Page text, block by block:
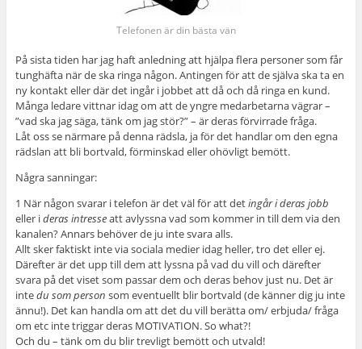
Telefonen är din bästa vän
På sista tiden har jag haft anledning att hjälpa flera personer som får
tunghäfta när de ska ringa någon. Antingen för att de själva ska ta en
ny kontakt eller där det ingår i jobbet att då och då ringa en kund.
Många ledare vittnar idag om att de yngre medarbetarna vägrar –
”vad ska jag säga, tänk om jag stör?” – är deras förvirrade fråga.
Låt oss se närmare på denna rädsla, ja för det handlar om den egna
rädslan att bli bortvald, förminskad eller ohövligt bemött.
Några sanningar:
1 När någon svarar i telefon är det väl för att detingår i deras jobb
eller ideras intresseatt avlyssna vad som kommer in till dem via den
kanalen? Annars behöver de ju inte svara alls.
Allt sker faktiskt inte via sociala medier idag heller, tro det eller ej.
Därefter är det upp till dem att lyssna på vad du vill och därefter
svara på det viset som passar dem och deras behov just nu. Det är
intedu som person som eventuellt blir bortvald (de känner dig ju inte
ännu!). Det kan handla om att det du vill berätta om/ erbjuda/ fråga
om etc inte triggar deras MOTIVATION. So what?!
Och du – tänk om du blir trevligt bemött och utvald!